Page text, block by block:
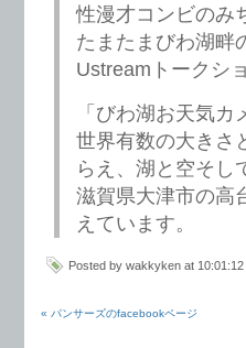
性漫才コンビのみ
たまたまびわ湖畔
Ustreamトークショ
「びわ湖お天気
世界有数の大きさ
らえ、湖と空そし
滋賀県大津市の高
えています。
Posted by wakkyken at 10:01:12
« パンサーズのfacebookページ